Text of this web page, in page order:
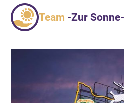
Team -Zur Sonne-